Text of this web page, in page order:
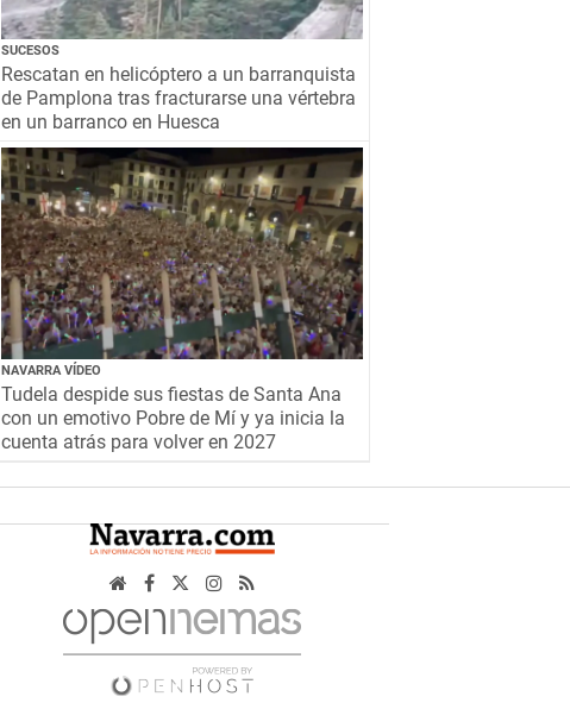
SUCESOS
Rescatan en helicóptero a un barranquista
de Pamplona tras fracturarse una vértebra
en un barranco en Huesca
NAVARRA VÍDEO
Tudela despide sus fiestas de Santa Ana
con un emotivo Pobre de Mí y ya inicia la
cuenta atrás para volver en 2027